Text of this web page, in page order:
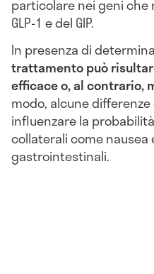
particolare nei geni
GLP-1 e del GIP.
In presenza di
trattamento può
efficace o, al contrario,
modo, alcune
influenzare la
collaterali come nausea
gastrointestinali.